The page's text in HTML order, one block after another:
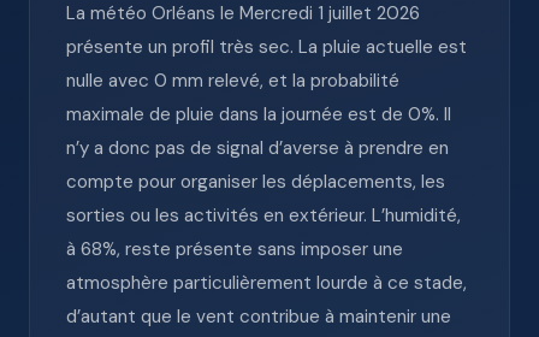
La météo Orléans le Mercredi 1 juillet 2026
présente un profil très sec. La pluie actuelle est
nulle avec 0 mm relevé, et la probabilité
maximale de pluie dans la journée est de 0%. Il
n’y a donc pas de signal d’averse à prendre en
compte pour organiser les déplacements, les
sorties ou les activités en extérieur. L’humidité,
à 68%, reste présente sans imposer une
atmosphère particulièrement lourde à ce stade,
d’autant que le vent contribue à maintenir une